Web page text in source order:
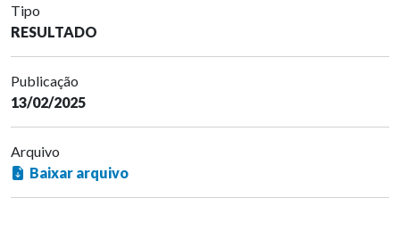
Tipo
RESULTADO
Publicação
13/02/2025
Arquivo
Baixar arquivo